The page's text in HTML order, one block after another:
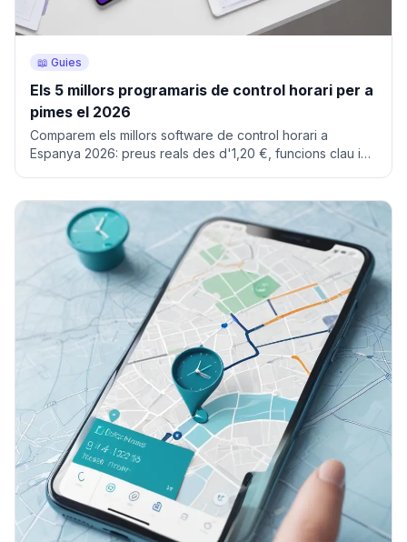
📖 Guies
Els 5 millors programaris de control horari per a
pimes el 2026
Comparem els millors software de control horari a
Espanya 2026: preus reals des d'1,20 €, funcions clau i